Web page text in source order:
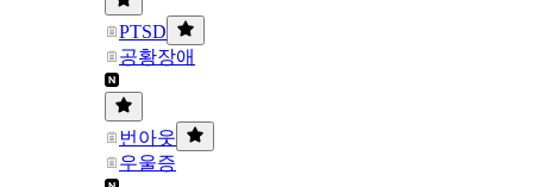
PTSD
공황장애
번아웃
우울증